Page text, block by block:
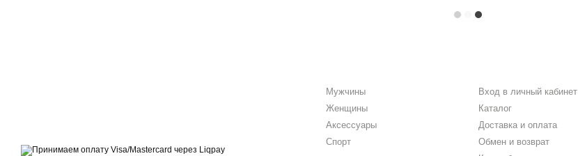
Мужчины
Женщины
Аксессуары
Спорт
Вход в личный кабинет
Каталог
Доставка и оплата
Обмен и возврат